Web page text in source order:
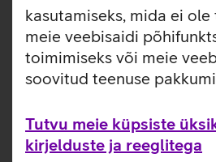
kasutamiseks, mida ei
meie veebisaidi
toimimiseks või meie
soovitud teenuse
Tutvu meie küpsiste
kirjelduste ja reeglitega